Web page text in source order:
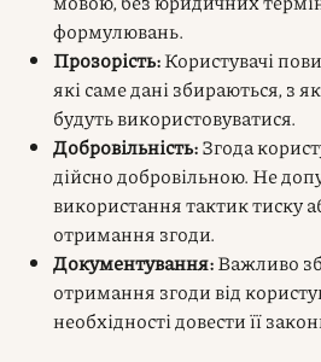
формулювань.
Прозорість:Користувачі
які саме дані збираються, з
будуть використовуватися.
Добровільність:Згода
дійсно добровільною. Не
використання тактик тиску
отримання згоди.
Документування:Важливо
отримання згоди від
необхідності довести її